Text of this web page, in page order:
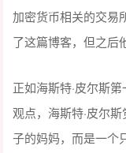
加密货币相关的交易
了这篇博客，但之后
正如海斯特·皮尔斯
观点，海斯特·皮尔
子的妈妈，而是一个